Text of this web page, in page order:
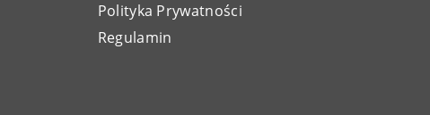
Polityka Prywatności
Regulamin